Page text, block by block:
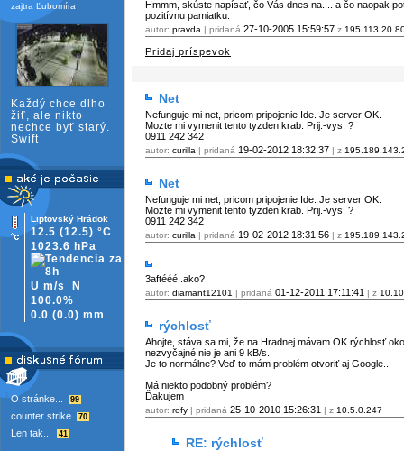
zajtra Ľubomíra
Každý chce dlho
žiť, ale nikto
nechce byť starý.
Swift
Liptovský Hrádok
12.5 (12.5) °C
1023.6 hPa
U m/s
N
100.0%
0.0 (0.0) mm
O stránke... 99
counter strike 70
Len tak... 41
Hmmm, skúste napísať, čo Vás dnes na.... a čo naopak
pozitívnu pamiatku.
autor: pravda | pridaná 27-10-2005 15:59:57 z
Pridaj príspevok
Net
Nefunguje mi net, pricom pripojenie Ide. Je server OK.
Mozte mi vymenit tento tyzden krab. Prij.-vys. ?
0911 242 342
autor: curilla | pridaná 19-02-2012 18:32:37 | z
Net
Nefunguje mi net, pricom pripojenie Ide. Je server OK.
Mozte mi vymenit tento tyzden krab. Prij.-vys. ?
0911 242 342
autor: curilla | pridaná 19-02-2012 18:31:56 | z
3aftééé..ako?
autor: diamant12101 | pridaná 01-12-2011 17:11:41 | z
rýchlosť
Ahojte, stáva sa mi, že na Hradnej mávam OK rýchlosť
nezvyčajné nie je ani 9 kB/s.
Je to normálne? Veď to mám problém otvoriť aj Google...
Má niekto podobný problém?
Ďakujem
autor: rofy | pridaná 25-10-2010 15:26:31 | z 10.5.0.247
RE: rýchlosť